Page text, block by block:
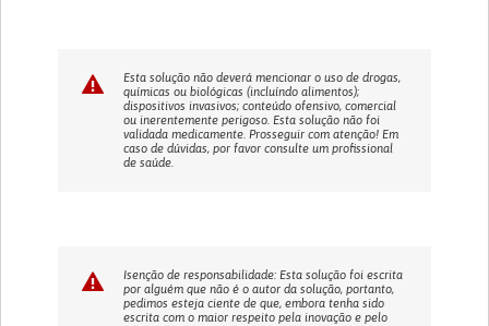
Esta solução não deverá mencionar o uso de drogas,
químicas ou biológicas (incluíndo alimentos);
dispositivos invasivos; conteúdo ofensivo, comercial
ou inerentemente perigoso. Esta solução não foi
validada medicamente. Prosseguir com atenção! Em
caso de dúvidas, por favor consulte um profissional
de saúde.
Isenção de responsabilidade: Esta solução foi escrita
por alguém que não é o autor da solução, portanto,
pedimos esteja ciente de que, embora tenha sido
escrita com o maior respeito pela inovação e pelo